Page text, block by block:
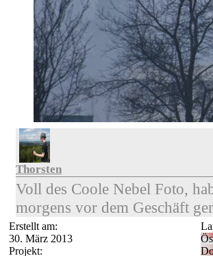
Thorsten
Voll des Coole Nebel Foto,
morgens vor dem Geschäft
Erstellt am:
30. März 2013
Projekt: